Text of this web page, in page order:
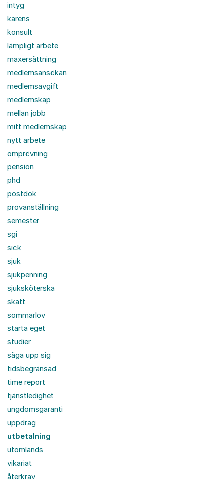
intyg
karens
konsult
lämpligt arbete
maxersättning
medlemsansökan
medlemsavgift
medlemskap
mellan jobb
mitt medlemskap
nytt arbete
omprövning
pension
phd
postdok
provanställning
semester
sgi
sick
sjuk
sjukpenning
sjuksköterska
skatt
sommarlov
starta eget
studier
säga upp sig
tidsbegränsad
time report
tjänstledighet
ungdomsgaranti
uppdrag
utbetalning
utomlands
vikariat
återkrav